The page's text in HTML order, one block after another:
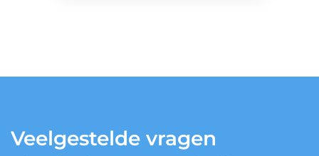
Veelgestelde vragen